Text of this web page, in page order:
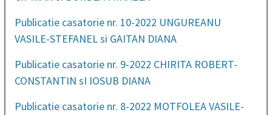
Publicatie casatorie nr. 10-2022 UNGUREANU
VASILE-STEFANEL si GAITAN DIANA
Publicatie casatorie nr. 9-2022 CHIRITA ROBERT-
CONSTANTIN sI IOSUB DIANA
Publicatie casatorie nr. 8-2022 MOTFOLEA VASILE-